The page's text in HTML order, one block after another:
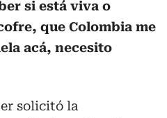
si está viva o
que Colombia me
acá, necesito
solicitó la